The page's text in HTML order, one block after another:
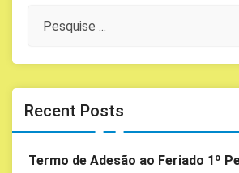
Recent Posts
Termo de Adesão ao Feriado 1º